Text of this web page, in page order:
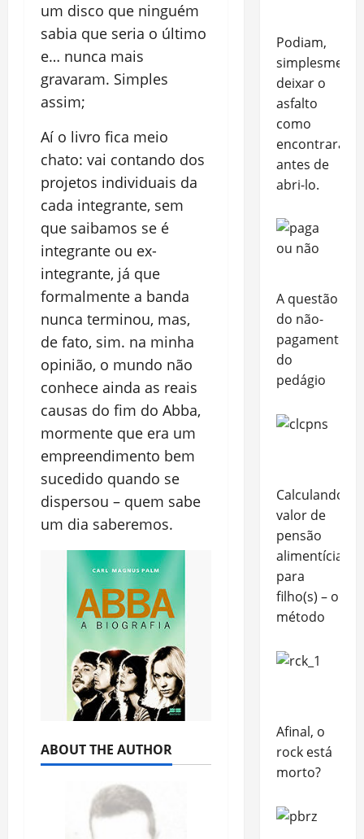
um disco que ninguém
sabia que seria o último
e… nunca mais
gravaram. Simples
assim;
Aí o livro fica meio
chato: vai contando dos
projetos individuais da
cada integrante, sem
que saibamos se é
integrante ou ex-
integrante, já que
formalmente a banda
nunca terminou, mas,
de fato, sim. na minha
opinião, o mundo não
conhece ainda as reais
causas do fim do Abba,
mormente que era um
empreendimento bem
sucedido quando se
dispersou – quem sabe
um dia saberemos.
ABOUT THE AUTHOR
Podiam,
deixar o
asfalto
como
encontraram
antes de
abri-lo.
A questão
do não-
pagamento
do
pedágio
Calculando
valor de
pensão
alimentícia
para
filho(s) – o
método
Afinal, o
rock está
morto?